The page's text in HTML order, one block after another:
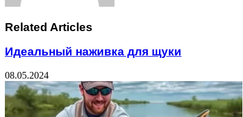
Related Articles
Идеальный наживка для щуки
08.05.2024